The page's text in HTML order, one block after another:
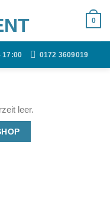
0
17:00 0172 3609019
leer.